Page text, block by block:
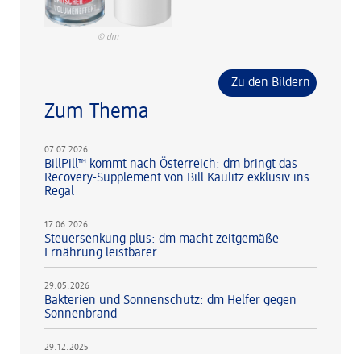
© dm
Zu den Bildern
Zum Thema
07.07.2026
BillPill™ kommt nach Österreich: dm bringt das
Recovery-Supplement von Bill Kaulitz exklusiv ins
Regal
17.06.2026
Steuersenkung plus: dm macht zeitgemäße
Ernährung leistbarer
29.05.2026
Bakterien und Sonnenschutz: dm Helfer gegen
Sonnenbrand
29.12.2025